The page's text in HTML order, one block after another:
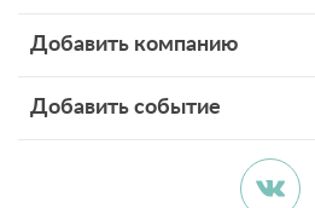
Добавить компанию
Добавить событие